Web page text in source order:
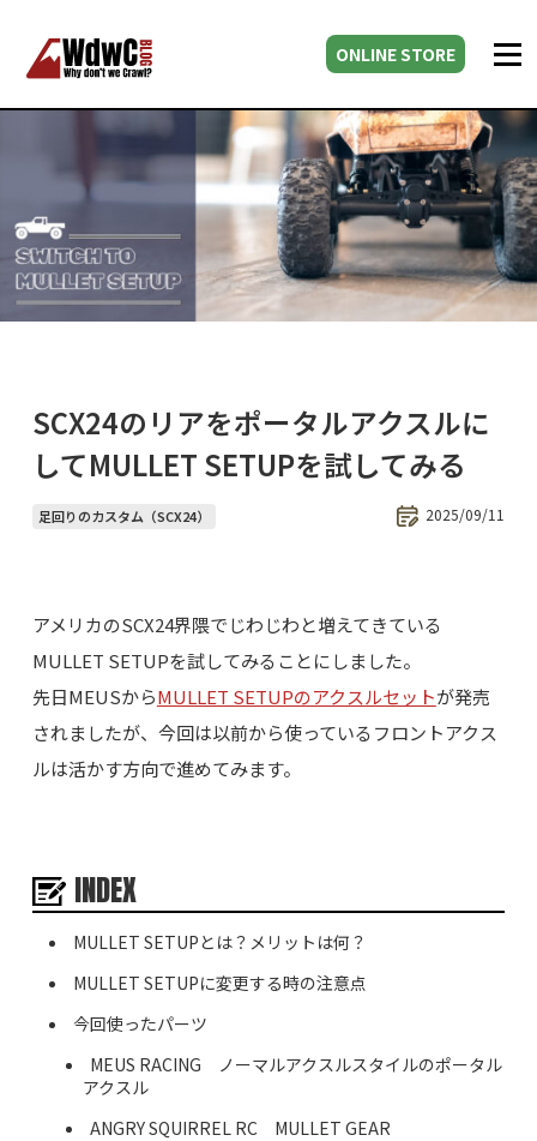
ONLINE STORE
SCX24のリアをポータルアクスルに
してMULLET SETUPを試してみる
足回りのカスタム（SCX24） 2025/09/11
アメリカのSCX24界隈でじわじわと増えてきている
MULLET SETUPを試してみることにしました。
先日MEUSからMULLET SETUPのアクスルセットが発売
されましたが、今回は以前から使っているフロントアクス
ルは活かす方向で進めてみます。
INDEX
MULLET SETUPとは？メリットは何？
MULLET SETUPに変更する時の注意点
今回使ったパーツ
MEUS RACING ノーマルアクスルスタイルのポータル
アクスル
ANGRY SQUIRREL RC MULLET GEAR